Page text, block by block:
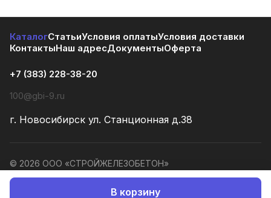
В корзину
КаталогСтатьиУсловия оплатыУсловия доставки
КонтактыНаш адресДокументыОферта
+7 (383) 228-38-20
100@gbi-9.ru
г. Новосибирск ул. Станционная д.38
© 2026 ООО «СТРОЙЖЕЛЕЗОБЕТОН»